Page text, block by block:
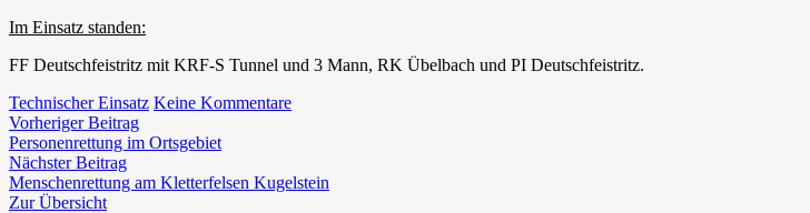
Im Einsatz standen:
FF Deutschfeistritz mit KRF-S Tunnel und 3 Mann, RK Übelbach und PI Deutschfeistritz.
Technischer Einsatz Keine Kommentarezu
Beitragsnavigation
Vorheriger BeitragVorheriger
Beitrag:
Personenrettung im Ortsgebiet
Nächster BeitragNächster
Beitrag:
Menschenrettung am Kletterfelsen Kugelstein
Zur Übersicht